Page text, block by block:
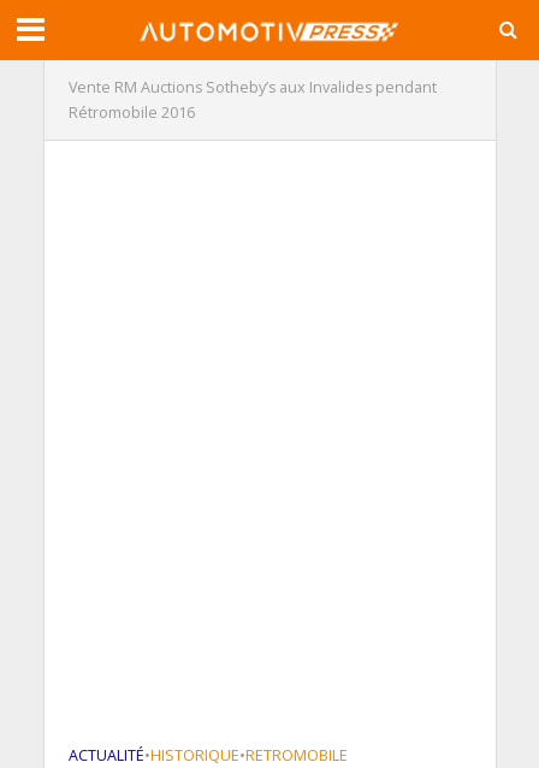
Vente RM Auctions Sotheby’s aux Invalides pendant
Rétromobile 2016
ACTUALITÉ•HISTORIQUE•RETROMOBILE